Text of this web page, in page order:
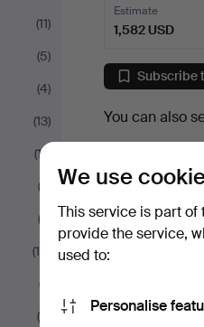
(11)
(5)
(4)
(13)
(17)
(3)
(3)
(16)
(7)
(4)
Estimate
1,582 USD
Subscribe
You can also
We use
This service is part of
provide the service,
used to:
Personalise